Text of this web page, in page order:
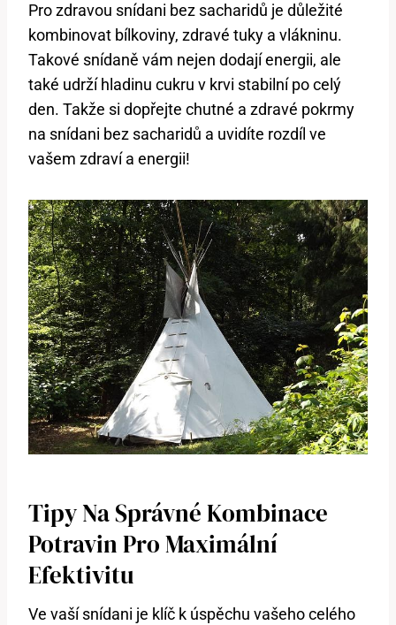
Pro zdravou snídani bez sacharidů je důležité
kombinovat bílkoviny, zdravé tuky a vlákninu.
Takové snídaně vám nejen dodají energii, ale
také udrží hladinu cukru v krvi stabilní po celý
den. Takže si dopřejte chutné a zdravé pokrmy
na snídani bez sacharidů a uvidíte rozdíl ve
vašem zdraví a energii!
Tipy Na Správné Kombinace
Potravin Pro Maximální
Efektivitu
Ve vaší snídani je klíč k úspěchu vašeho celého